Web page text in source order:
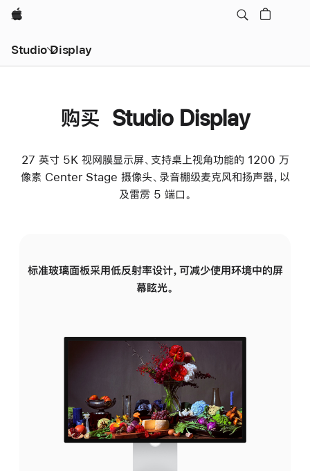
Apple
Studio Display
购买 Studio Display
27 英寸 5K 视网膜显示屏、支持桌上视角功能的 1200 万
像素 Center Stage 摄像头、录音棚级麦克风和扬声器，以
及雷雳 5 端口。
标准玻璃面板采用低反射率设计，可减少使用环境中的屏
幕眩光。